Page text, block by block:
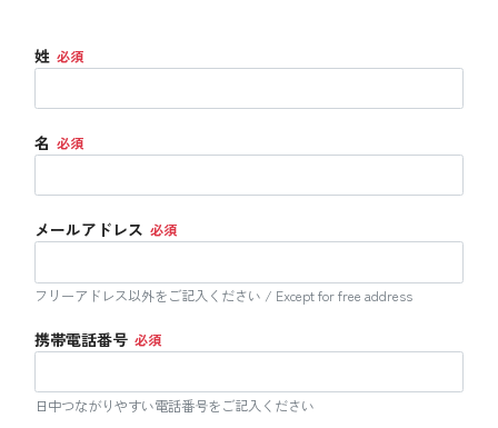
姓
名
メールアドレス
フリーアドレス以外をご記入ください / Except for free address
携帯電話番号
日中つながりやすい電話番号をご記入ください